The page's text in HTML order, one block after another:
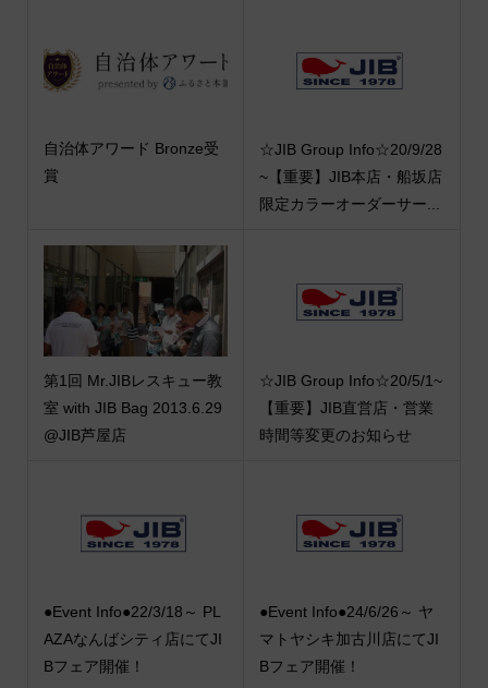
自治体アワード Bronze受
賞
☆JIB Group Info☆20/9/28
~【重要】JIB本店・船坂店
限定カラーオーダーサー...
第1回 Mr.JIBレスキュー教
室 with JIB Bag 2013.6.29
@JIB芦屋店
☆JIB Group Info☆20/5/1~
【重要】JIB直営店・営業
時間等変更のお知らせ
●Event Info●22/3/18～ PL
AZAなんばシティ店にてJI
Bフェア開催！
●Event Info●24/6/26～ ヤ
マトヤシキ加古川店にてJI
Bフェア開催！